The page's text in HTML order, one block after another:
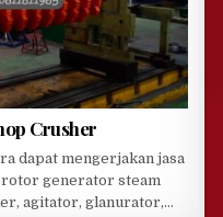
Crusher
dapat mengerjakan jasa
generator steam
agitator, glanurator,…